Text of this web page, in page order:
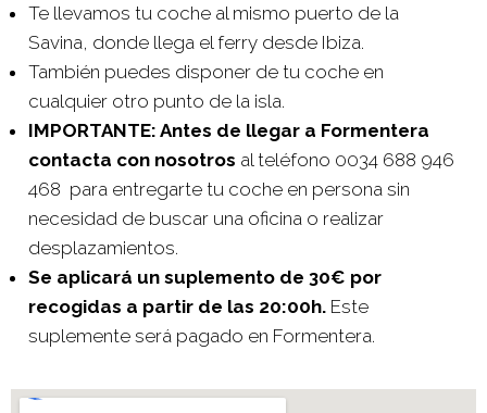
Te llevamos tu coche al mismo puerto de la
Savina, donde llega el ferry desde Ibiza.
También puedes disponer de tu coche en
cualquier otro punto de la isla.
IMPORTANTE: Antes de llegar a Formentera
contacta con nosotros al teléfono 0034 688 946
468 para entregarte tu coche en persona sin
necesidad de buscar una oficina o realizar
desplazamientos.
Se aplicará un suplemento de 30€ por
recogidas a partir de las 20:00h.Este
suplemente será pagado en Formentera.